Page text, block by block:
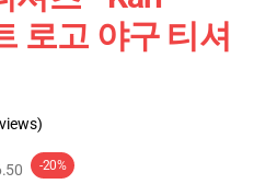
로고 야구 티셔
-20%